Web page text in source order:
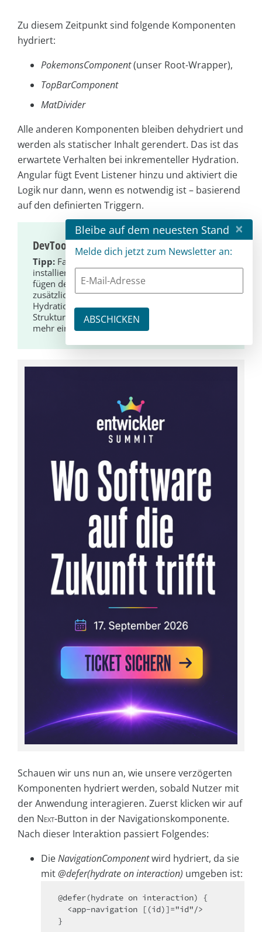
Zu diesem Zeitpunkt sind folgende Komponenten
hydriert:
PokemonsComponent(unser Root-Wrapper),
TopBarComponent
MatDivider
Alle anderen Komponenten bleiben dehydriert und
werden als statischer Inhalt gerendert. Das ist das
erwartete Verhalten bei inkrementeller Hydration.
Angular fügt Event Listener hinzu und aktiviert die
Logik nur dann, wenn es notwendig ist – basierend
auf den definierten Triggern.
DevTools
Tipp: Falls du die Angular DevTools noch nicht
installiert hast, ist das sehr zu empfehlen. Sie
fügen deinem Browser-DevTools-Fenster einen
zusätzlichen Tab hinzu, in dem du den
Hydration-Status der Komponenten, deren
Struktur, Change-Detection-Zyklen und vieles
mehr einsehen kannst.
Schauen wir uns nun an, wie unsere verzögerten
Komponenten hydriert werden, sobald Nutzer mit
der Anwendung interagieren. Zuerst klicken wir auf
den Next-Button in der Navigationskomponente.
Nach dieser Interaktion passiert Folgendes:
DieNavigationComponentwird hydriert, da sie
mit@defer(hydrate on interaction) umgeben ist:
@defer(hydrate on interaction) {
Bleibe auf dem neuesten Stand ×
Melde dich jetzt zum Newsletter an: